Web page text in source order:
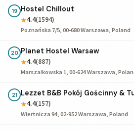
19 Hostel Chillout
★4.4(1594)
Poznańska 7/5, 00-680 Warszawa, Poland
20 Planet Hostel Warsaw
★4.4(887)
Marszałkowska 1, 00-624 Warszawa,
21 Lezzet B&B Pokój Gościnny &
★4.4(157)
Wiertnicza 94, 02-952 Warszawa, Poland